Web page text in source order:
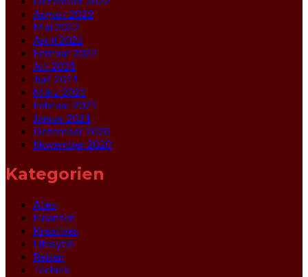
August 2022
Mai 2022
April 2022
Februar 2022
Juli 2021
Juni 2021
März 2021
Februar 2021
Januar 2021
Dezember 2020
November 2020
Kategorien
Alles
Finanzen
Kreatives
Lifesytle
Reisen
Technik